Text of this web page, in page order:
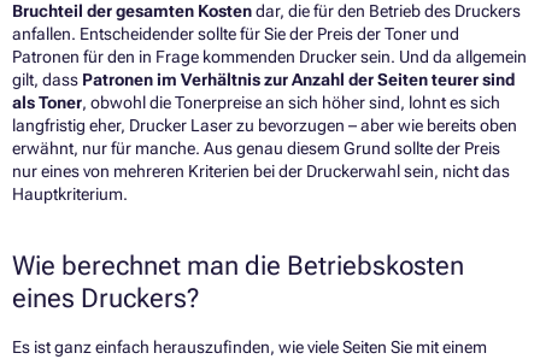
Bruchteil der gesamten Kostendar, die für den Betrieb des Druckers
anfallen. Entscheidender sollte für Sie der Preis derToner und
Patronen für den in Frage kommenden Drucker sein. Und da allgemein
gilt, dass Patronenim Verhältnis zur Anzahl der Seiten teurer sind
als Toner, obwohl die Tonerpreise an sich höher sind, lohnt es sich
langfristig eher, Drucker Laserzu bevorzugen – aber wie bereits oben
erwähnt, nur für manche. Aus genau diesem Grund sollte der Preis
nur eines von mehreren Kriterien bei der Druckerwahl sein, nicht das
Hauptkriterium.
Wie berechnet man die Betriebskosten
eines Druckers?
Es ist ganz einfach herauszufinden, wie viele Seiten Sie mit einem